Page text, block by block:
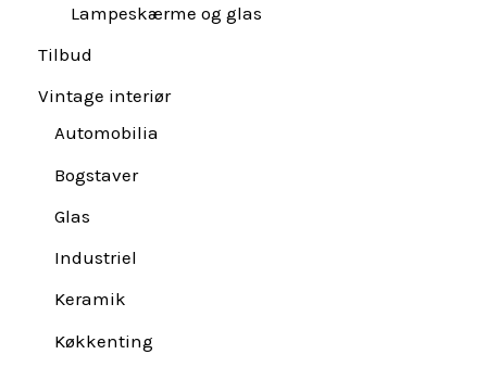
Lampeskærme og glas
Tilbud
Vintage interiør
Automobilia
Bogstaver
Glas
Industriel
Keramik
Køkkenting